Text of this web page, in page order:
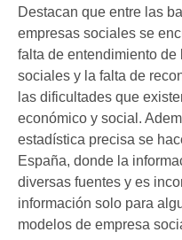
Destacan que entre las
empresas sociales se
falta de entendimiento
sociales y la falta de
las dificultades que
económico y social.
estadística precisa se
España, donde la
diversas fuentes y es
información solo para
modelos de empresa